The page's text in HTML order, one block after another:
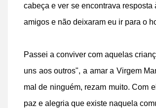
cabeça e ver se encontrava
amigos e não deixaram eu ir para o
Passei a conviver com aquelas
uns aos outros", a amar a Virgem
mal de ninguém, rezam muito. Com
paz e alegria que existe naquela